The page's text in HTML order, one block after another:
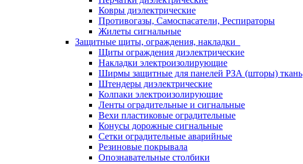
Ковры диэлектрические
Противогазы, Самоспасатели, Респираторы
Жилеты сигнальные
Защитные щиты, ограждения, накладки
Щиты ограждения диэлектрические
Накладки электроизолирующие
Ширмы защитные для панелей РЗА (шторы) ткань
Штендеры диэлектрические
Колпаки электроизолирующие
Ленты оградительные и сигнальные
Вехи пластиковые оградительные
Конусы дорожные сигнальные
Сетки оградительные аварийные
Резиновые покрывала
Опознавательные столбики